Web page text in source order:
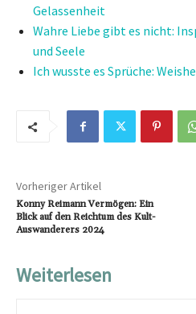
Gelassenheit
Wahre Liebe gibt es nicht:
und Seele
Ich wusste es Sprüche:
Vorheriger Artikel
Konny Reimann Vermögen: Ein
Blick auf den Reichtum des Kult-
Auswanderers 2024
Weiterlesen